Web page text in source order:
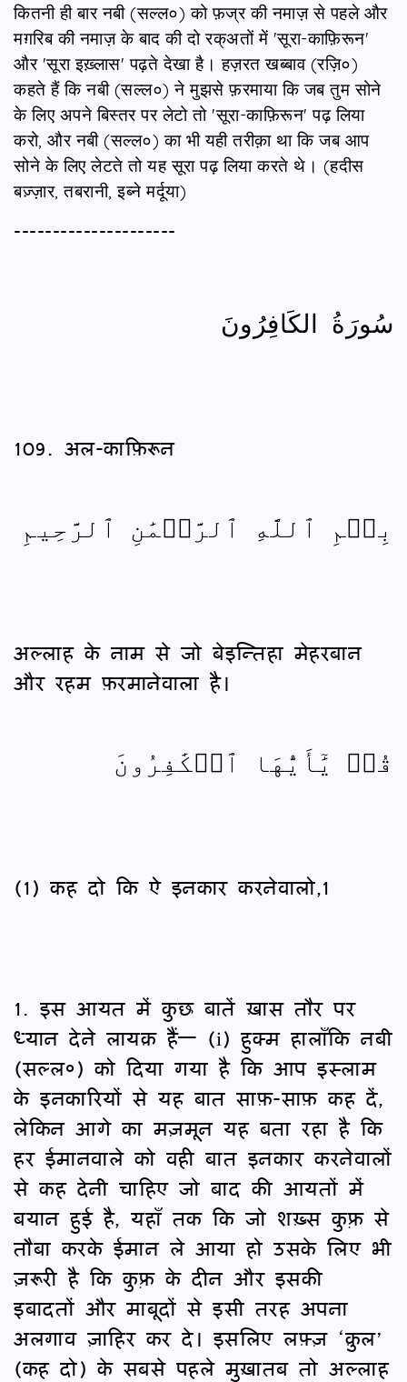
कितनी ही बार नबी (सल्ल०) को फ़ज्र की नमाज़ से पहले और
मग़रिब की नमाज़ के बाद की दो रक्अतों में 'सूरा-काफ़िरून'
और 'सूरा इख़्लास' पढ़ते देखा है। हज़रत खब्बाव (रज़ि०)
कहते हैं कि नबी (सल्ल०) ने मुझसे फ़रमाया कि जब तुम सोने
के लिए अपने बिस्तर पर लेटो तो 'सूरा-काफ़िरून' पढ़ लिया
करो, और नबी (सल्ल०) का भी यही तरीक़ा था कि जब आप
सोने के लिए लेटते तो यह सूरा पढ़ लिया करते थे। (हदीस
बज़्ज़ार, तबरानी, इब्ने मर्दूया)
---------------------
سُورَةُ الكَافِرُونَ
109. अल-काफ़िरून
بِسۡمِ ٱللَّهِ ٱلرَّحۡمَٰنِ ٱلرَّحِيمِ
अल्लाह के नाम से जो बेइन्तिहा मेहरबान
और रहम फ़रमानेवाला है।
قُلۡ يَٰٓأَيُّهَا ٱلۡكَٰفِرُونَ
(1) कह दो कि ऐ इनकार करनेवालो,1
1. इस आयत में कुछ बातें ख़ास तौर पर
ध्यान देने लायक़ हैं— (i) हुक्म हालाँकि नबी
(सल्ल०) को दिया गया है कि आप इस्लाम
के इनकारियों से यह बात साफ़-साफ़ कह दें,
लेकिन आगे का मज़मून यह बता रहा है कि
हर ईमानवाले को वही बात इनकार करनेवालों
से कह देनी चाहिए जो बाद की आयतों में
बयान हुई है, यहाँ तक कि जो शख़्स कुफ़्र से
तौबा करके ईमान ले आया हो उसके लिए भी
ज़रूरी है कि कुफ़्र के दीन और इसकी
इबादतों और माबूदों से इसी तरह अपना
अलगाव ज़ाहिर कर दे। इसलिए लफ़्ज़ ‘क़ुल’
(कह दो) के सबसे पहले मुख़ातब तो अल्लाह